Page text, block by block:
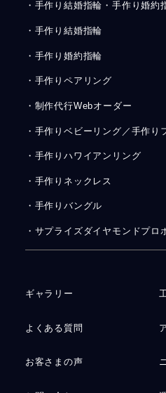
・手作り結婚指輪・手作り婚約
・手作り結婚指輪
・手作り婚約指輪
・手作りペアリング
・制作代行Webオーダー
・手作りベビーリング／手作り
・手作りハワイアンリング
・手作りネックレス
・手作りバングル
・サプライズダイヤモンドプロ
ギャラリー
よくある質問
お客さまの声